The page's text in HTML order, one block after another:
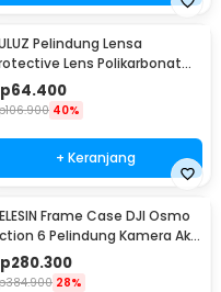
Pelindung Lensa
Lens Polikarbonat
DJI OSMO 360 - PL2
64.400
106.900 40%
+ Keranjang
Frame Case DJI Osmo
6 Pelindung Kamera Aksi
- S6-FMS-35-TDJ
280.300
384.900 28%